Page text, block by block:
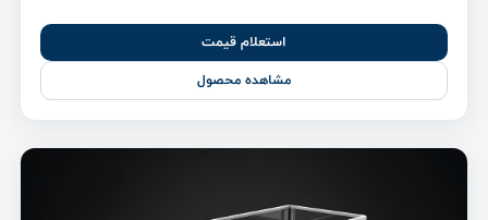
استعلام قیمت
مشاهده محصول